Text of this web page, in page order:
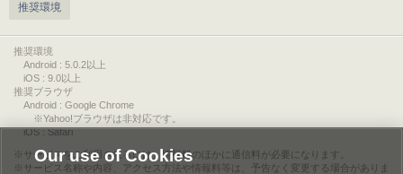
推奨環境
推奨環境
Android : 5.0.2以上
iOS : 9.0以上
推奨ブラウザ
Android : Google Chrome
※Yahoo!ブラウザは非対応です。
iOS : Safari
サービスをご利用されるには、情報料のほかに通信料が必要になります。
サービス名称や内容、アクセス方法や情報料等は、予告なく変更する場合がありま
Our use of Cookies